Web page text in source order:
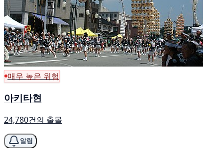
매우 높은 위험
아키타현
24,780건의 출몰
알림